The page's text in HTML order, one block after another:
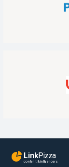
LinkPizza
content & influencers